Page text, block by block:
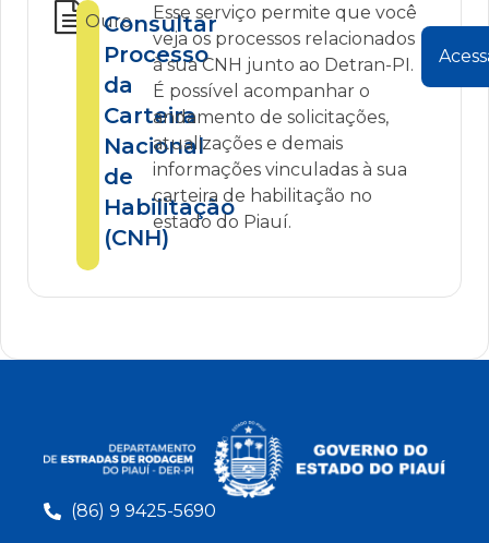
Ouro
Consultar
Processo
da
Carteira
Nacional
de
Habilitação
(CNH)
Esse serviço permite que você
veja os processos relacionados
à sua CNH junto ao Detran-PI.
É possível acompanhar o
andamento de solicitações,
atualizações e demais
informações vinculadas à sua
carteira de habilitação no
estado do Piauí.
(86) 9 9425-5690